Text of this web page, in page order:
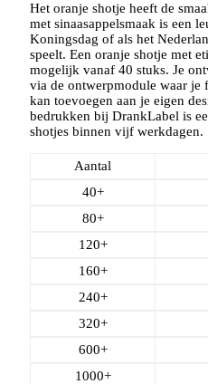
Het oranje shotje heeft de
met sinaasappelsmaak is een
Koningsdag of als het
speelt. Een oranje shotje met
mogelijk vanaf 40 stuks. Je
via de ontwerpmodule waar je
kan toevoegen aan je eigen
bedrukken bij DrankLabel is
shotjes binnen vijf werkdagen.
Aantal
40+
80+
120+
160+
240+
320+
600+
1000+